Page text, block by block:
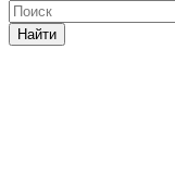
Найти